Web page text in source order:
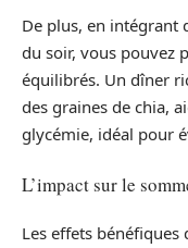
De plus, en intégrant
du soir, vous pouvez
équilibrés. Un dîner
des graines de chia,
glycémie, idéal pour
L’impact sur le
Les effets bénéfiques